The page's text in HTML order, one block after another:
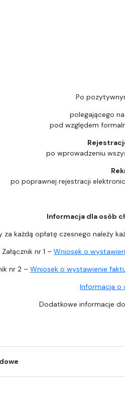
Po
polegającego
pod względem
po wprowadzeniu
po poprawnej rejestracji
Informacja dla osób
każdą opłatę czesnego należy
Załącznik nr 1 –Wniosek o
nr 2 – Wniosek o wystawienie
Informacja o
Dodatkowe informacje